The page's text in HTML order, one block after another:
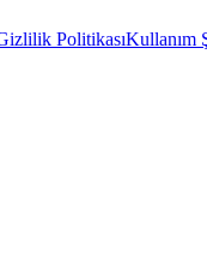
PolitikasıKullanım